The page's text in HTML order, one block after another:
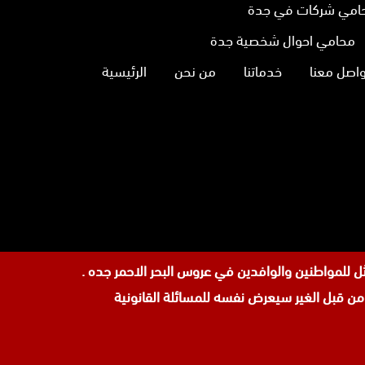
شركات في جدة
محامي احوال شخصية جدة
معنا خدماتنا من نحن الرئيسية
الغير سيعرض نفسه للمسائلة القانونية